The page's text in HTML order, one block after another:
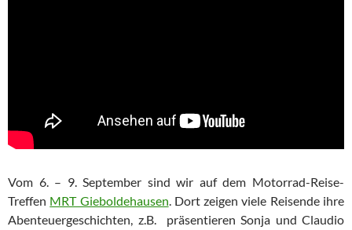
Vom 6. – 9. September sind wir auf dem Motorrad-Reise-
Treffen MRT Gieboldehausen. Dort zeigen viele Reisende ihre
Abenteuergeschichten, z.B. präsentieren Sonja und Claudio